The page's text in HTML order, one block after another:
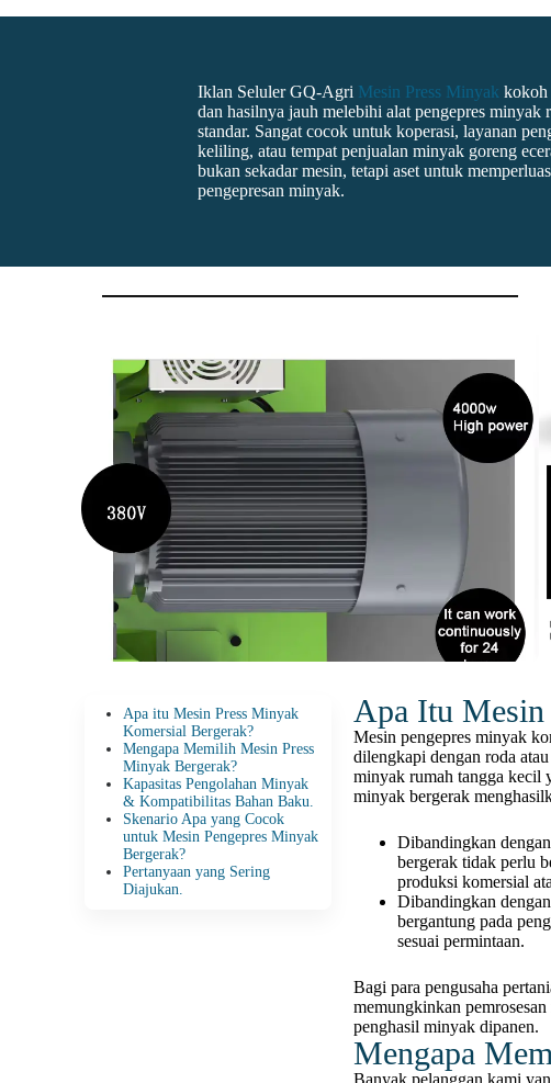
Iklan Seluler GQ-Agri Mesin Press Minyak kokoh
dan hasilnya jauh melebihi alat pengepres minyak
standar. Sangat cocok untuk koperasi, layanan
keliling, atau tempat penjualan minyak goreng
bukan sekadar mesin, tetapi aset untuk
pengepresan minyak.
Apa itu Mesin Press Minyak
Komersial Bergerak?
Mengapa Memilih Mesin Press
Minyak Bergerak?
Kapasitas Pengolahan Minyak
& Kompatibilitas Bahan Baku.
Skenario Apa yang Cocok
untuk Mesin Pengepres Minyak
Bergerak?
Pertanyaan yang Sering
Diajukan.
Apa Itu
Mesin pengepres minyak
dilengkapi dengan roda
minyak rumah tangga kecil
minyak bergerak
Dibandingkan
bergerak tidak perlu
produksi komersial
Dibandingkan
bergantung pada
sesuai permintaan.
Bagi para pengusaha
memungkinkan
penghasil minyak dipanen.
Mengapa
Banyak pelanggan kami